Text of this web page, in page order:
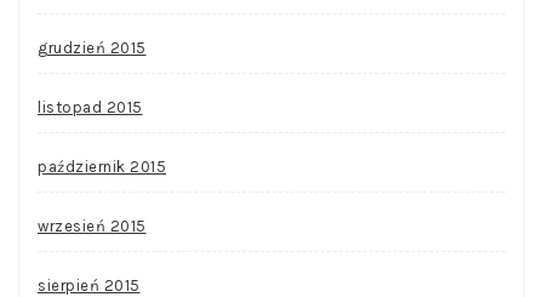
grudzień 2015
listopad 2015
październik 2015
wrzesień 2015
sierpień 2015